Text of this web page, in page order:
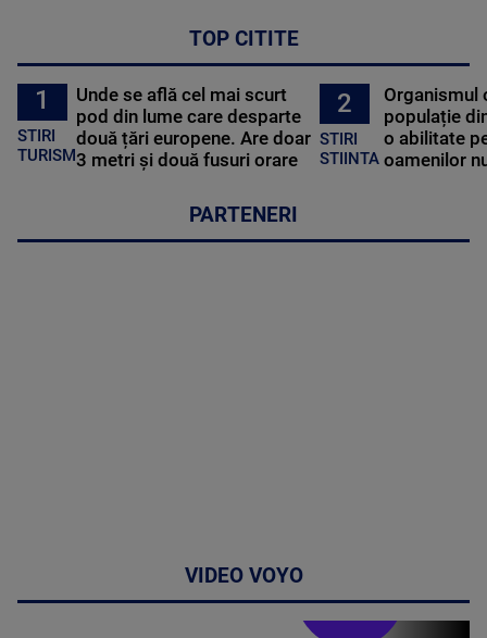
TOP CITITE
1
STIRI
TURISM
Unde se află cel mai scurt
pod din lume care desparte
două țări europene. Are doar
3 metri și două fusuri orare
2
STIRI
STIINTA
Organismul
populație
o abilitate
oamenilor
PARTENERI
VIDEO VOYO